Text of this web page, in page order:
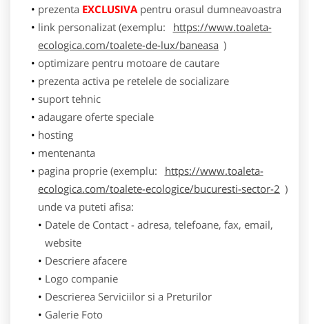
prezenta EXCLUSIVApentru orasul dumneavoastra
link personalizat (exemplu:
https://www.toaleta-
ecologica.com/toalete-de-lux/baneasa )
optimizare pentru motoare de cautare
prezenta activa pe retelele de socializare
suport tehnic
adaugare oferte speciale
hosting
mentenanta
pagina proprie (exemplu:
https://www.toaleta-
ecologica.com/toalete-ecologice/bucuresti-sector-2 )
unde va puteti afisa:
Datele de Contact - adresa, telefoane, fax, email,
website
Descriere afacere
Logo companie
Descrierea Serviciilor si a Preturilor
Galerie Foto